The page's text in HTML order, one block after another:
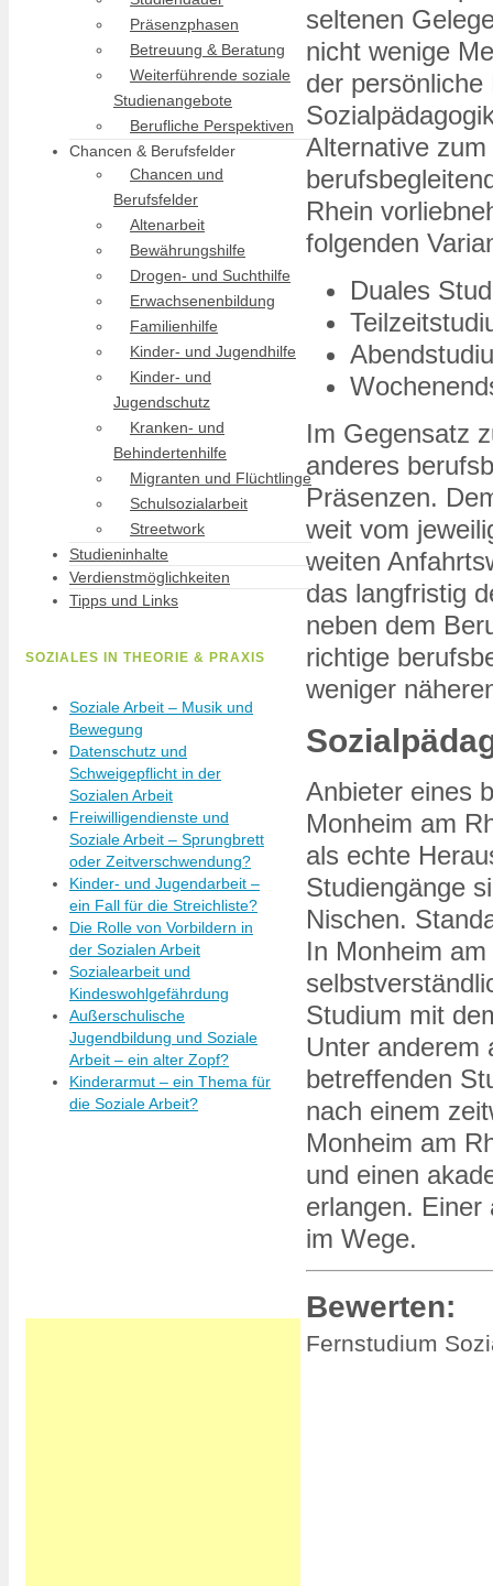
seltenen
nicht wenige
der
Alternative
Rhein
folgenden
Duales
Im Gegensatz
anderes
Präsenzen.
weit vom
weiten
das langfristig
neben dem
richtige
weniger
Anbieter eines
Monheim am
als echte
Studiengänge
Nischen.
In Monheim
Studium mit
Unter anderem
betreffenden
nach einem
Monheim am
und einen
erlangen.
im Wege.
Bewerten:
Fernstudium
Präsenzphasen
Betreuung & Beratung
Weiterführende soziale
Studienangebote
Berufliche Perspektiven
Chancen & Berufsfelder
Chancen und
Berufsfelder
Altenarbeit
Bewährungshilfe
Drogen- und Suchthilfe
Erwachsenenbildung
Familienhilfe
Kinder- und Jugendhilfe
Kinder- und
Jugendschutz
Kranken- und
Behindertenhilfe
Migranten und Flüchtlinge
Schulsozialarbeit
Streetwork
Studieninhalte
Verdienstmöglichkeiten
Tipps und Links
SOZIALES IN THEORIE & PRAXIS
Soziale Arbeit – Musik und
Bewegung
Datenschutz und
Schweigepflicht in der
Sozialen Arbeit
Freiwilligendienste und
Soziale Arbeit – Sprungbrett
oder Zeitverschwendung?
Kinder- und Jugendarbeit –
ein Fall für die Streichliste?
Die Rolle von Vorbildern in
der Sozialen Arbeit
Sozialearbeit und
Kindeswohlgefährdung
Außerschulische
Jugendbildung und Soziale
Arbeit – ein alter Zopf?
Kinderarmut – ein Thema für
die Soziale Arbeit?